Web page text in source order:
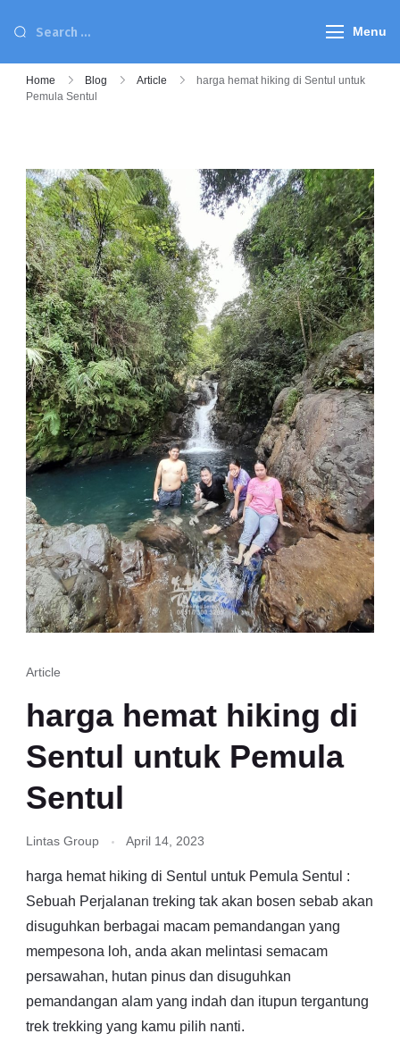
Menu
Home Blog Article
harga hemat hiking di Sentul untuk
Pemula Sentul
Article
harga hemat hiking di
Sentul untuk Pemula
Sentul
Lintas Group April 14, 2023
harga hemat hiking di Sentul untuk Pemula Sentul :
Sebuah Perjalanan treking tak akan bosen sebab akan
disuguhkan berbagai macam pemandangan yang
mempesona loh, anda akan melintasi semacam
persawahan, hutan pinus dan disuguhkan
pemandangan alam yang indah dan itupun tergantung
trek trekking yang kamu pilih nanti.